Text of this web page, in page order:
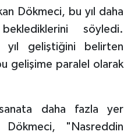
Dökmeci, bu yıl daha
söyledi.
yıl geliştiğini belirten
gelişime paralel olarak
daha fazla yer
Dökmeci, "Nasreddin